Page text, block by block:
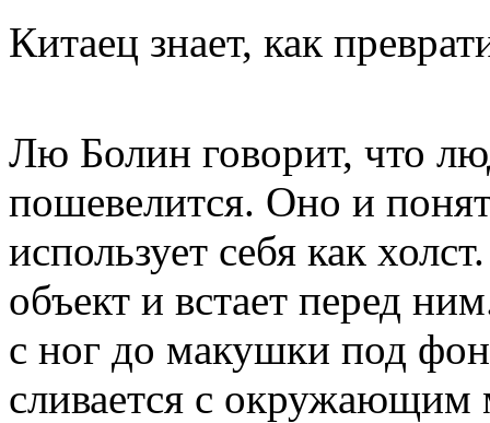
Китаец знает, как
Лю Болин говорит, что
пошевелится. Оно и
использует себя как
объект и встает перед
с ног до макушки под
сливается с окружающим